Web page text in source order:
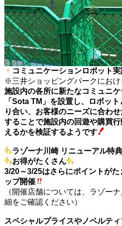
コミュニケーションロボット
※三井ショッピングパークにおけ
施設内の各所に新たなコミュニ
「Sota TM」を設置し、ロボッ
り合い、お客様のニーズに合わ
することで施設内の回遊や購買
えるかを検証するようです
ラゾーナ川崎 リニューアル特
お得がたくさん
3/20～3/25はさらにポイントが
ップ開催
（開催店舗については、ラゾー
細をご確認ください）
スペシャルプライスやノベルテ